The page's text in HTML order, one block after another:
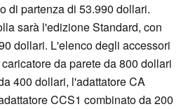
di partenza di 53.990 dollari.
sarà l'edizione Standard, con
dollari. L'elenco degli accessori
da parete da 800 dollari
400 dollari, l'adattatore CA
CCS1 combinato da 200